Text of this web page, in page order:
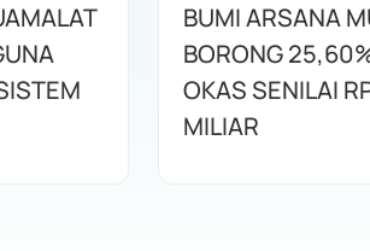
BUMI ARSANA
BORONG
OKAS SENILAI
MILIAR